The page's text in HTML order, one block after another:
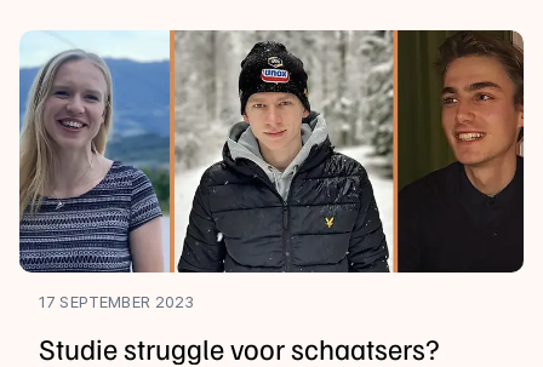
17 SEPTEMBER 2023
Studie struggle voor schaatsers?